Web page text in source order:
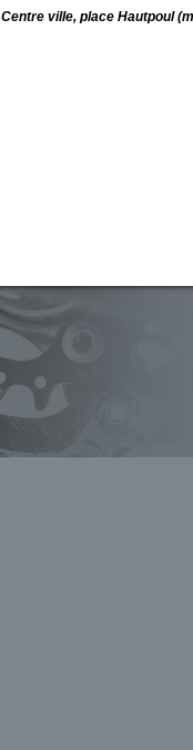
Centre ville, place Hautpoul